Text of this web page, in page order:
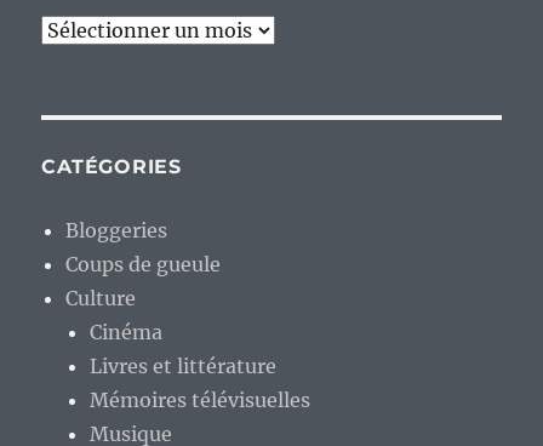
Archives
CATÉGORIES
Bloggeries
Coups de gueule
Culture
Cinéma
Livres et littérature
Mémoires télévisuelles
Musique